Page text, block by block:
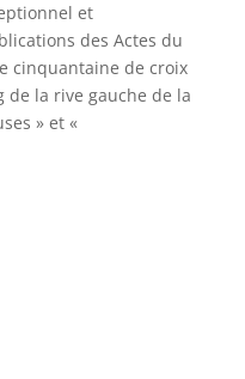
et
des Actes du
cinquantaine de croix
de la rive gauche de la
» et «